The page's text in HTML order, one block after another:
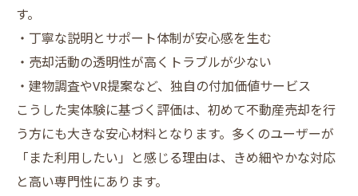
す。
・丁寧な説明とサポート体制が安心感を生む
・売却活動の透明性が高くトラブルが少ない
・建物調査やVR提案など、独自の付加価値サービス
こうした実体験に基づく評価は、初めて不動産売却を行
う方にも大きな安心材料となります。多くのユーザーが
「また利用したい」と感じる理由は、きめ細やかな対応
と高い専門性にあります。